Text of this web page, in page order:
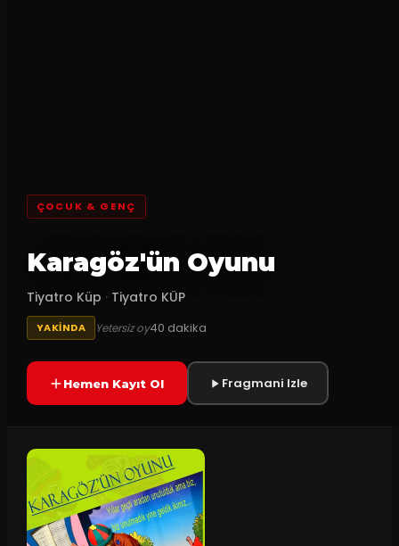
ÇOCUK & GENÇ
Karagöz'ün Oyunu
Tiyatro Küp · Tiyatro KÜP
YAKINDA Yetersiz oy40 dakika
Hemen Kayıt Ol Fragmani Izle